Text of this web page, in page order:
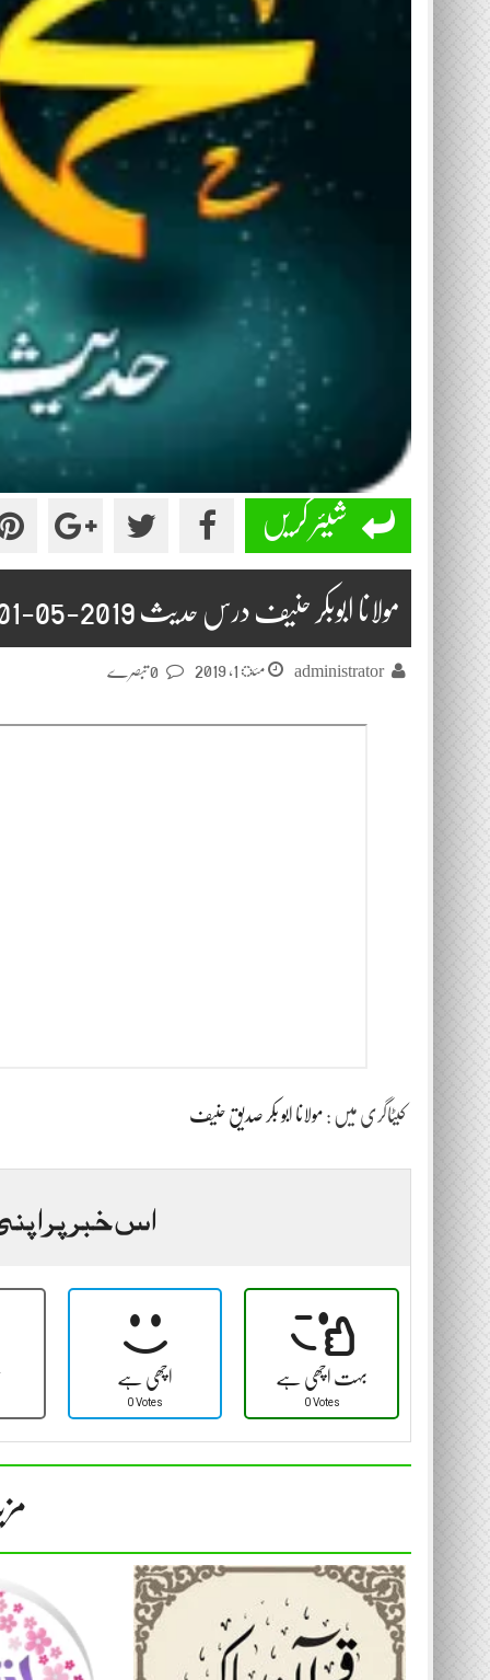
شیئر کریں
مولانا ابوبکر حنیف درس حدیث 2019-05-01
administrator مئ 1, 2019
کیٹاگری میں : مولانا ابو بکر صدیق حنیف
اس خبر پر
اچھی ہے
0 Votes
بہت اچھی ہے
0 Votes